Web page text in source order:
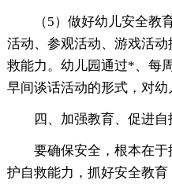
（5）做好幼儿安全教
活动、参观活动、游戏活
救能力。幼儿园通过*、每
早间谈话活动的形式，对幼
四、加强教育、促进自
要确保安全，根本在
护自救能力，抓好安全教育